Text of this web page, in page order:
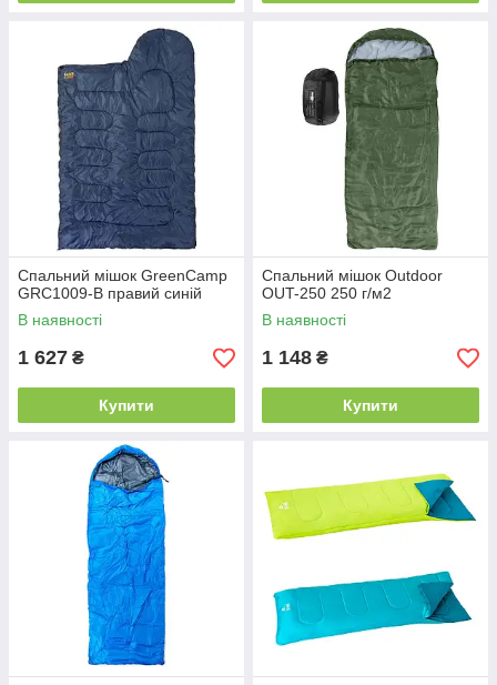
Спальний мішок GreenCamp
GRC1009-B правий синій
В наявності
1 627 ₴
Купити
Спальний мішок Outdoor
OUT-250 250 г/м2
В наявності
1 148 ₴
Купити